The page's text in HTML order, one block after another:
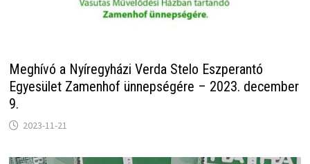
Meghívó a Nyíregyházi Verda Stelo Eszperantó
Egyesület Zamenhof ünnepségére – 2023. december
9.
2023-11-21